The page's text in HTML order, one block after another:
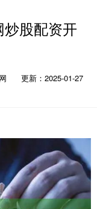
股配资开
更新：2025-01-27